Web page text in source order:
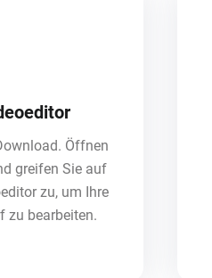
Öffnen
greifen Sie auf
zu, um Ihre
zu bearbeiten.